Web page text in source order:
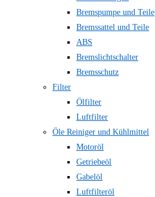
Bremspumpe und Teile
Bremssattel und Teile
ABS
Bremslichtschalter
Bremsschutz
Filter
Ölfilter
Luftfilter
Öle Reiniger und Kühlmittel
Motoröl
Getriebeöl
Gabelöl
Luftfilteröl